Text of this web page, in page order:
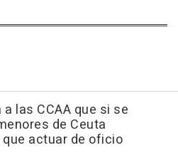
las CCAA que si se
de Ceuta
actuar de oficio